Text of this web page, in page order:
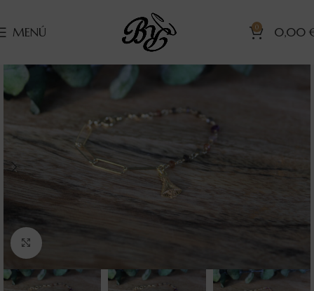
MENÚ 0 0,00
Clic para ampliar